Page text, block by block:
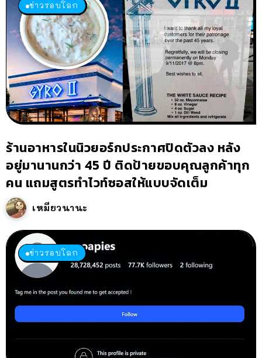
ข่าวรอบโลก
ร้านอาหารในนิวยอร์กประกาศปิดตัวลง หลัง
อยู่มานานกว่า 45 ปี ติดป้ายขอบคุณลูกค้าทุก
คน แถมสูตรทำไวท์ซอสให้แบบจัดเต็ม
เหมียวนานะ
ข่าวรอบโลก